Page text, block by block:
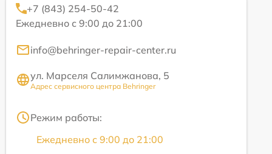
+7 (843) 254-50-42
Ежедневно с 9:00 до 21:00
info@behringer-repair-center.ru
ул. Марселя Салимжанова, 5
Адрес сервисного центра Behringer
Режим работы:
Ежедневно с 9:00 до 21:00